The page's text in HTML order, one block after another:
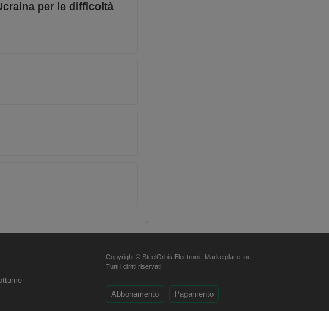
per le difficoltà
Copyright © SteelOrbis Electronic Marketplace Inc.
Tutti i diritti riservati
Abbonamento Pagamento